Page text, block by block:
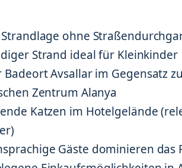
ohne
Strand ideal für Kleinkinder
Badeort Avsallar im Gegensatz
Zentrum Alanya
Katzen im Hotelgelände
Gäste dominieren das